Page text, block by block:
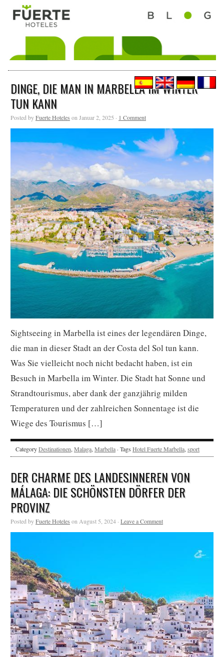
DINGE, DIE MAN IN MARBELLA IM WINTER
TUN KANN
Posted byFuerte Hoteles on Januar 2, 2025 · 1 Comment
Sightseeing in Marbella ist eines der legendären Dinge,
die man in dieser Stadt an der Costa del Sol tun kann.
Was Sie vielleicht noch nicht bedacht haben, ist ein
Besuch in Marbella im Winter. Die Stadt hat Sonne und
Strandtourismus, aber dank der ganzjährig milden
Temperaturen und der zahlreichen Sonnentage ist die
Wiege des Tourismus […]
CategoryDestinationen, Malaga, Marbella · Tags Hotel Fuerte Marbella, sport
DER CHARME DES LANDESINNEREN VON
MÁLAGA: DIE SCHÖNSTEN DÖRFER DER
PROVINZ
Posted byFuerte Hoteles on August 5, 2024 · Leave a Comment